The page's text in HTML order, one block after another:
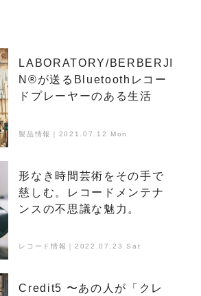
LABORATORY/BERBERJI
N®️が送るBluetoothレコー
ドプレーヤーのある生活
製品情報｜2021.07.12 Mon
形なき時間芸術をその手で
慈しむ。レコードメンテナ
ンスの不思議な魅力。
レコード情報｜2022.07.23 Sat
Credit5 〜あの人が「クレ